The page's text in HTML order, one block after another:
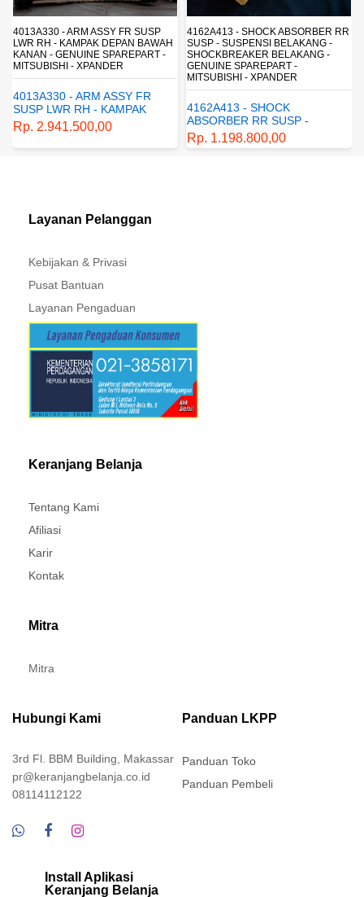
4013A330 - ARM ASSY FR SUSP
LWR RH - KAMPAK DEPAN BAWAH
KANAN - GENUINE SPAREPART -
MITSUBISHI - XPANDER
4013A330 - ARM ASSY FR
SUSP LWR RH - KAMPAK
DEPAN BAWAH KANAN -
GENUINE SPAREPART -
MITSUBISHI - XPANDER
Rp. 2.941.500,00
4162A413 - SHOCK ABSORBER RR
SUSP - SUSPENSI BELAKANG -
SHOCKBREAKER BELAKANG -
GENUINE SPAREPART -
MITSUBISHI - XPANDER
4162A413 - SHOCK
ABSORBER RR SUSP -
SUSPENSI BELAKANG -
SHOCKBREAKER BELAKANG
Rp. 1.198.800,00
Layanan Pelanggan
Kebijakan & Privasi
Pusat Bantuan
Layanan Pengaduan
Keranjang Belanja
Tentang Kami
Afiliasi
Karir
Kontak
Mitra
Mitra
Hubungi Kami
3rd Fl. BBM Building, Makassar
pr@keranjangbelanja.co.id
08114112122
Panduan LKPP
Panduan Toko
Panduan Pembeli
Install Aplikasi
Keranjang Belanja